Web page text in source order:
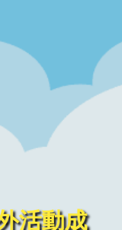
活動成